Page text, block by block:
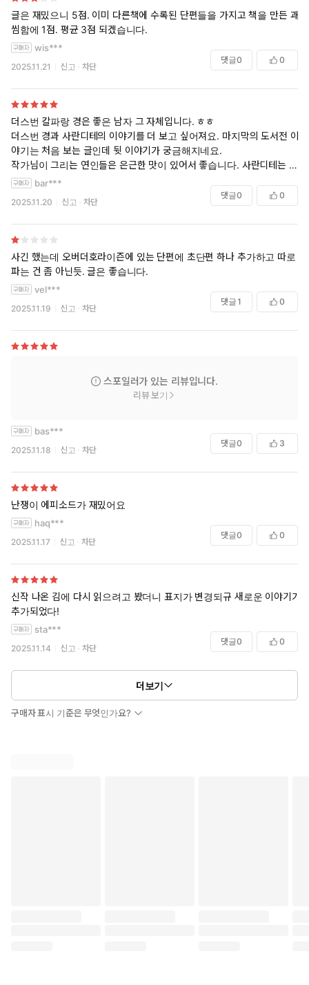
글은 재밌으니 5점. 이미 다른책에 수록된 단편들을 가지고 책을 만든 괘
씸함에 1점. 평균 3점 되겠습니다.
wis***
2025.11.21 신고 차단
댓글0 0
더스번 칼파랑 경은 좋은 남자 그 자체입니다. ㅎㅎ
더스번 경과 사란디테의 이야기를 더 보고 싶어져요. 마지막의 도서전 이
야기는 처음 보는 글인데 뒷 이야기가 궁금해지네요.
작가님이 그리는 연인들은 은근한 맛이 있어서 좋습니다. 사란디테는 조
빈과 멀어지고 실연 중독을 거듭하지만 실과 아른의 미래가 어떨지 기대
bar***
2025.11.20 신고 차단
댓글0 0
사긴 했는데 오버더호라이즌에 있는 단편에 초단편 하나 추가하고 따로
파는 건 좀 아닌듯. 글은 좋습니다.
vel***
2025.11.19 신고 차단
댓글 1 0
스포일러가 있는 리뷰입니다.
리뷰 보기
bas***
2025.11.18 신고 차단
댓글0 3
난쟁이 에피소드가 재밌어요
haq***
2025.11.17 신고 차단
댓글0 0
신작 나온 김에 다시 읽으려고 봤더니 표지가 변경되규 새로운 이야기가
추가되었다!
sta***
2025.11.14 신고 차단
댓글0 0
더보기
구매자 표시 기준은 무엇인가요?